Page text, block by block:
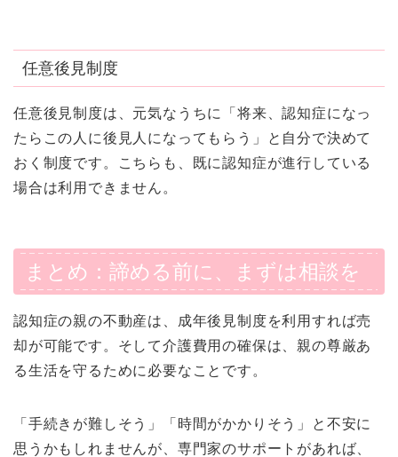
任意後見制度
任意後見制度は、元気なうちに「将来、認知症になっ
たらこの人に後見人になってもらう」と自分で決めて
おく制度です。こちらも、既に認知症が進行している
場合は利用できません。
まとめ：諦める前に、まずは相談を
認知症の親の不動産は、成年後見制度を利用すれば売
却が可能です。そして介護費用の確保は、親の尊厳あ
る生活を守るために必要なことです。
「手続きが難しそう」「時間がかかりそう」と不安に
思うかもしれませんが、専門家のサポートがあれば、